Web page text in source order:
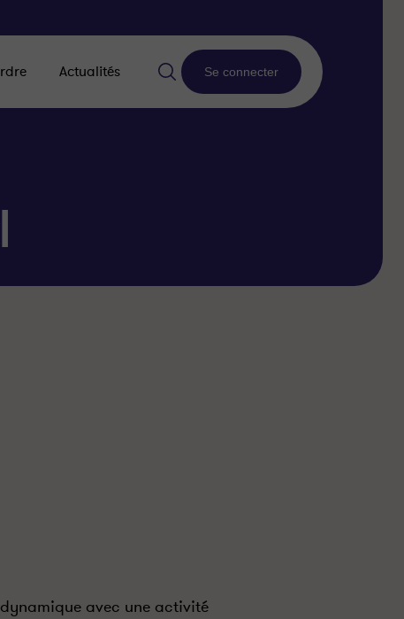
Actualités Se connecter
avec une activité